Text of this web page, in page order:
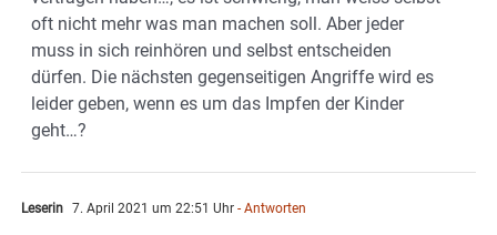
oft nicht mehr was man machen soll. Aber jeder
muss in sich reinhören und selbst entscheiden
dürfen. Die nächsten gegenseitigen Angriffe wird es
leider geben, wenn es um das Impfen der Kinder
geht…?
Leserin 7. April 2021 um 22:51 Uhr - Antworten